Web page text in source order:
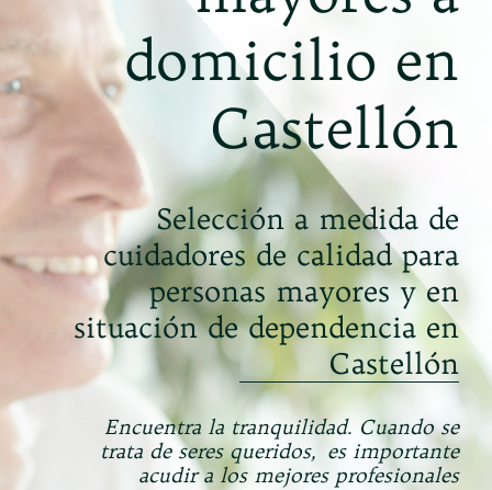
domicilio en
Castellón
Selección a medida de
cuidadores de calidad para
personasmayores y en
situación de dependencia en
Castellón
Encuentra la tranquilidad. Cuando se
trata de seres queridos, es importante
acudir a los mejores profesionales